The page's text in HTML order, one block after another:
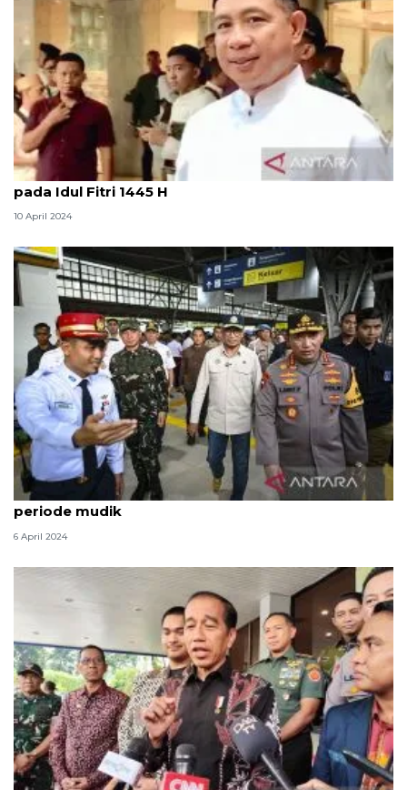
Panglima TNI doakan prajurit sedang bertugas
pada Idul Fitri 1445 H
10 April 2024
Menhub minta KAI antisipasi dampak cuaca selama
periode mudik
6 April 2024